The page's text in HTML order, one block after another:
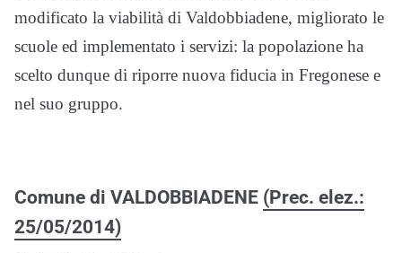
modificato la viabilità di Valdobbiadene, migliorato le
scuole ed implementato i servizi: la popolazione ha
scelto dunque di riporre nuova fiducia in Fregonese e
nel suo gruppo.
Comune di VALDOBBIADENE (Prec. elez.:
25/05/2014)